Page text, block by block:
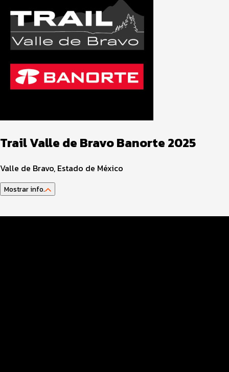
Trail Valle de Bravo Banorte 2025
Valle de Bravo, Estado de México
Mostrar info.